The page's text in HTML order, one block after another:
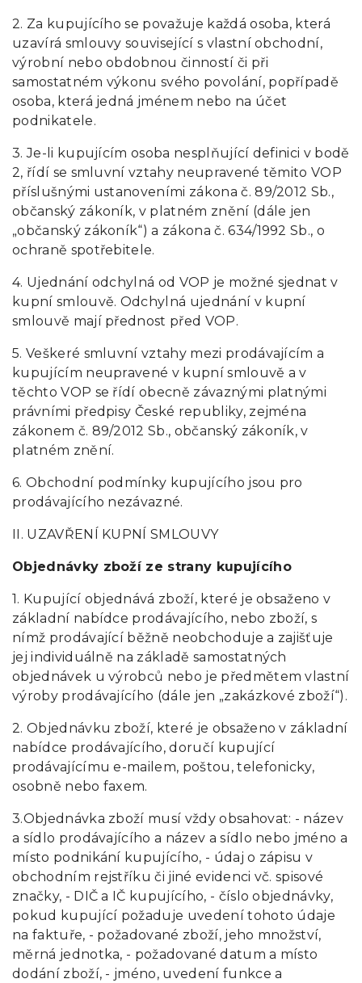
2. Za kupujícího se považuje každá osoba, která
uzavírá smlouvy související s vlastní obchodní,
výrobní nebo obdobnou činností či při
samostatném výkonu svého povolání, popřípadě
osoba, která jedná jménem nebo na účet
podnikatele.
3. Je-li kupujícím osoba nesplňující definici v bodě
2, řídí se smluvní vztahy neupravené těmito VOP
příslušnými ustanoveními zákona č. 89/2012 Sb.,
občanský zákoník, v platném znění (dále jen
„občanský zákoník“) a zákona č. 634/1992 Sb., o
ochraně spotřebitele.
4. Ujednání odchylná od VOP je možné sjednat v
kupní smlouvě. Odchylná ujednání v kupní
smlouvě mají přednost před VOP.
5. Veškeré smluvní vztahy mezi prodávajícím a
kupujícím neupravené v kupní smlouvě a v
těchto VOP se řídí obecně závaznými platnými
právními předpisy České republiky, zejména
zákonem č. 89/2012 Sb., občanský zákoník, v
platném znění.
6. Obchodní podmínky kupujícího jsou pro
prodávajícího nezávazné.
II. UZAVŘENÍ KUPNÍ SMLOUVY
Objednávky zboží ze strany kupujícího
1. Kupující objednává zboží, které je obsaženo v
základní nabídce prodávajícího, nebo zboží, s
nímž prodávající běžně neobchoduje a zajišťuje
jej individuálně na základě samostatných
objednávek u výrobců nebo je předmětem vlastní
výroby prodávajícího (dále jen „zakázkové zboží“).
2. Objednávku zboží, které je obsaženo v základní
nabídce prodávajícího, doručí kupující
prodávajícímu e-mailem, poštou, telefonicky,
osobně nebo faxem.
3.Objednávka zboží musí vždy obsahovat: - název
a sídlo prodávajícího a název a sídlo nebo jméno a
místo podnikání kupujícího, - údaj o zápisu v
obchodním rejstříku či jiné evidenci vč. spisové
značky, - DIČ a IČ kupujícího, - číslo objednávky,
pokud kupující požaduje uvedení tohoto údaje
na faktuře, - požadované zboží, jeho množství,
měrná jednotka, - požadované datum a místo
dodání zboží, - jméno, uvedení funkce a